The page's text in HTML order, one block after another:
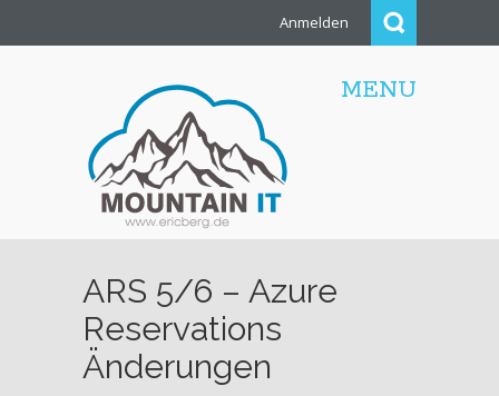
Anmelden
MENU
ARS 5/6 – Azure
Reservations
Änderungen